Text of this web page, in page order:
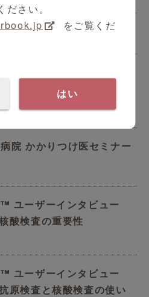
製品紹介動画
院 かかりつけ医セミナー
ユーザーインタビュー
酸検査の重要性
ユーザーインタビュー
原検査と核酸検査の使い
さい。
をご覧くだ
はい